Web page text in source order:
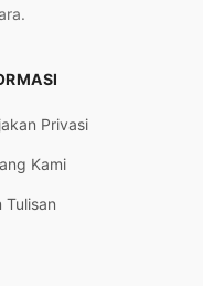
Privasi
Kami
Tulisan